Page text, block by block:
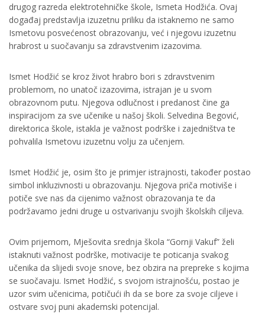
drugog razreda elektrotehničke škole, Ismeta Hodžića. Ovaj
događaj predstavlja izuzetnu priliku da istaknemo ne samo
Ismetovu posvećenost obrazovanju, već i njegovu izuzetnu
hrabrost u suočavanju sa zdravstvenim izazovima.
Ismet Hodžić se kroz život hrabro bori s zdravstvenim
problemom, no unatoč izazovima, istrajan je u svom
obrazovnom putu. Njegova odlučnost i predanost čine ga
inspiracijom za sve učenike u našoj školi. Selvedina Begović,
direktorica škole, istakla je važnost podrške i zajedništva te
pohvalila Ismetovu izuzetnu volju za učenjem.
Ismet Hodžić je, osim što je primjer istrajnosti, također postao
simbol inkluzivnosti u obrazovanju. Njegova priča motiviše i
potiče sve nas da cijenimo važnost obrazovanja te da
podržavamo jedni druge u ostvarivanju svojih školskih ciljeva.
Ovim prijemom, Mješovita srednja škola “Gornji Vakuf” želi
istaknuti važnost podrške, motivacije te poticanja svakog
učenika da slijedi svoje snove, bez obzira na prepreke s kojima
se suočavaju. Ismet Hodžić, s svojom istrajnošću, postao je
uzor svim učenicima, potičući ih da se bore za svoje ciljeve i
ostvare svoj puni akademski potencijal.